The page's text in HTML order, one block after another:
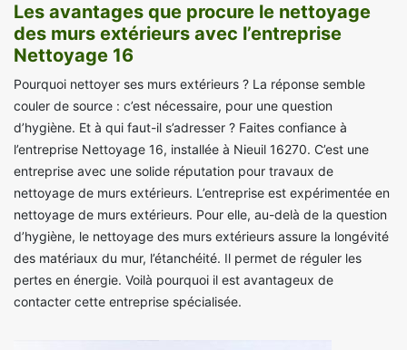
Les avantages que procure le nettoyage
des murs extérieurs avec l’entreprise
Nettoyage 16
Pourquoi nettoyer ses murs extérieurs ? La réponse semble
couler de source : c’est nécessaire, pour une question
d’hygiène. Et à qui faut-il s’adresser ? Faites confiance à
l’entreprise Nettoyage 16, installée à Nieuil 16270. C’est une
entreprise avec une solide réputation pour travaux de
nettoyage de murs extérieurs. L’entreprise est expérimentée en
nettoyage de murs extérieurs. Pour elle, au-delà de la question
d’hygiène, le nettoyage des murs extérieurs assure la longévité
des matériaux du mur, l’étanchéité. Il permet de réguler les
pertes en énergie. Voilà pourquoi il est avantageux de
contacter cette entreprise spécialisée.